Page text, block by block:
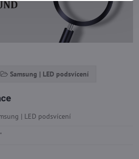
Samsung | LED podsvícení
| LED podsvícení